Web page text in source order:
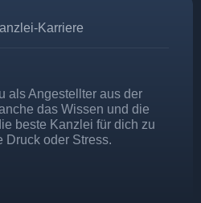
Karriere
als Angestellter aus der
das Wissen und die
beste Kanzlei für dich zu
Druck oder Stress.